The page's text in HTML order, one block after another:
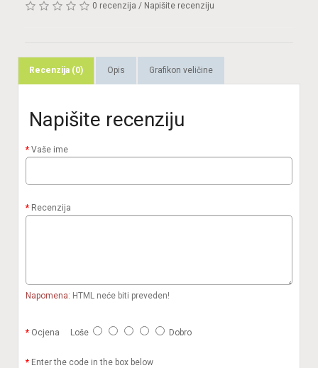
0 recenzija / Napišite recenziju
Recenzija (0) Opis Grafikon veličine
Napišite recenziju
Vaše ime
Recenzija
Napomena: HTML neće biti preveden!
Ocjena Loše Dobro
Enter the code in the box below